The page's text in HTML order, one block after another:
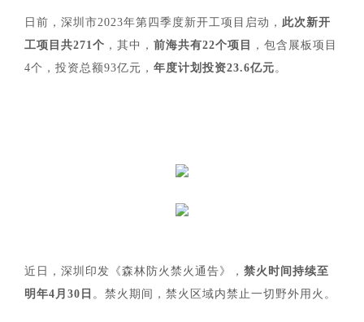
日前，深圳市2023年第四季度新开工项目启动， 此次新开
工项目共271个 ，其中， 前海共有22个项目
，包含展板项目
4个，投资总额93亿元， 年度计划投资23.6亿元。
近日，深圳印发《森林防火禁火通告》， 禁火时间持续至
明年4月30日 。禁火期间，禁火区域内禁止一切野外用火。